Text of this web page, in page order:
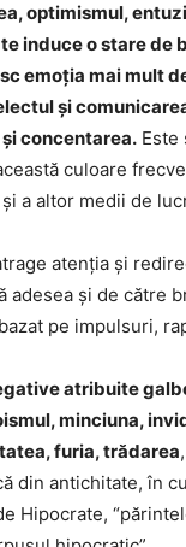
optimismul,
induce o stare de
emoția mai mult
şi
concentarea. Este
culoare
a altor medii de
atenţia şi
adesea şi de către
pe impulsuri,
atribuite
minciuna,
furia, trădarea
din antichitate, în
Hipocrate,